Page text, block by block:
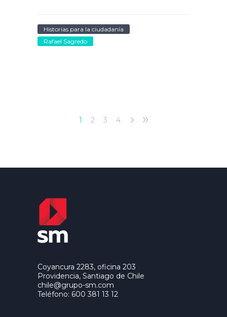
Historias para la ciudadanía
Rafael Sagredo
1 2 3 4
Coyancura 2283, oficina 203
Providencia, Santiago de Chile
chile@grupo-sm.com
Teléfono: 600 381 13 12